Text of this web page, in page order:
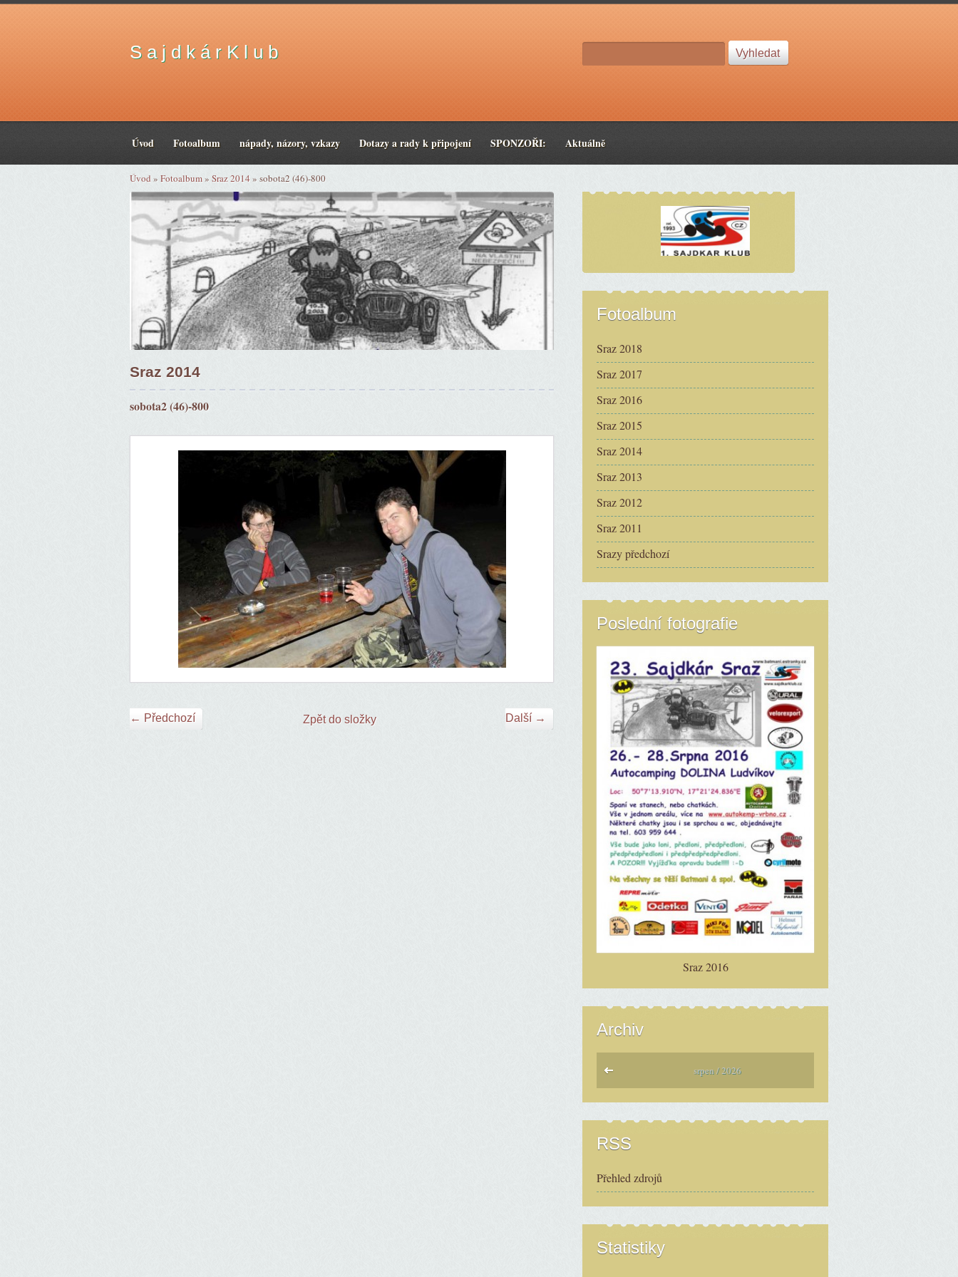
S a j d k á r K l u b
Úvod Fotoalbum nápady, názory, vzkazy Dotazy a rady k připojení SPONZOŘI: Aktuálně
Úvod » Fotoalbum» Sraz 2014» sobota2 (46)-800
Sraz 2014
sobota2 (46)-800
← Předchozí Další →
Zpět do složky
Fotoalbum
Sraz 2018
Sraz 2017
Sraz 2016
Sraz 2015
Sraz 2014
Sraz 2013
Sraz 2012
Sraz 2011
Srazy předchozí
Poslední fotografie
Sraz 2016
Archiv
srpen / 2026
RSS
Přehled zdrojů
Statistiky